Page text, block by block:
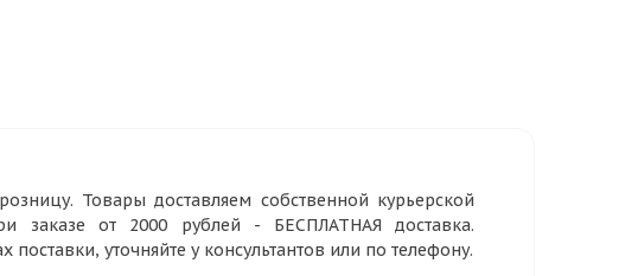
Товары доставляем собственной курьерской
заказе от 2000 рублей - БЕСПЛАТНАЯ доставка.
уточняйте у консультантов или по телефону.